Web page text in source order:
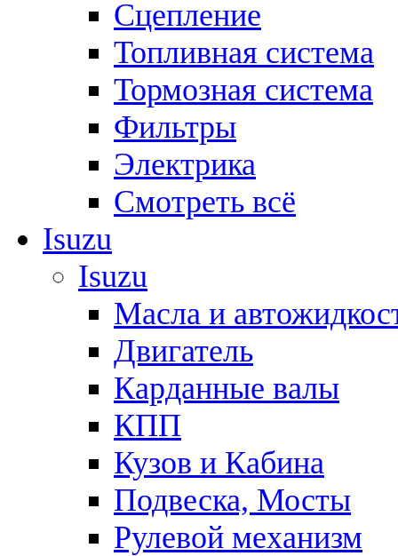
Сцепление
Топливная система
Тормозная система
Фильтры
Электрика
Смотреть всё
Isuzu
Isuzu
Масла и
Двигатель
Карданные валы
КПП
Кузов и Кабина
Подвеска, Мосты
Рулевой механизм